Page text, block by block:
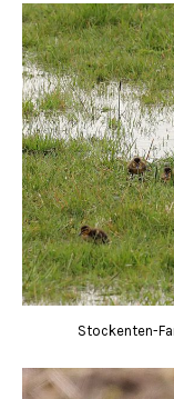
Stockenten-